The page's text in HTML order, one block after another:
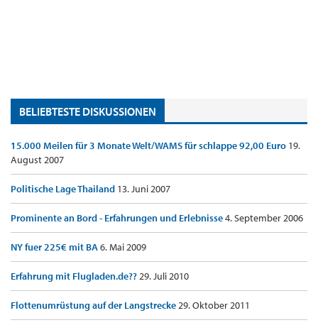
BELIEBTESTE DISKUSSIONEN
15.000 Meilen für 3 Monate Welt/WAMS für schlappe 92,00 Euro 19.
August 2007
Politische Lage Thailand 13. Juni 2007
Prominente an Bord - Erfahrungen und Erlebnisse4. September 2006
NY fuer 225€ mit BA6. Mai 2009
Erfahrung mit Flugladen.de??29. Juli 2010
Flottenumrüstung auf der Langstrecke29. Oktober 2011